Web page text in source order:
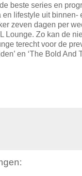
beste series en
en lifestyle uit binnen-
zeven dagen per
Lounge. Zo kan de
terecht voor de
en ‘The Bold And